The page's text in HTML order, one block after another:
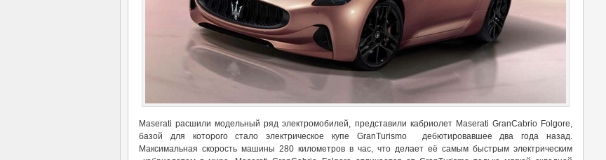
Maserati расшили модельный ряд электромобилей, представили кабриолет Maserati GranCabrio Folgore,
базой для которого стало электрическое купе GranTurismo дебютировавшее два года назад.
Максимальная скорость машины 280 километров в час, что делает её самым быстрым электрическим